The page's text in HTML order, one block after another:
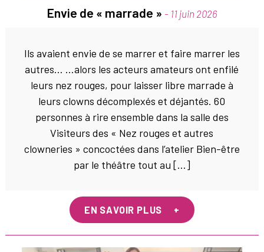
Envie de « marrade » - 11 juin 2026
Ils avaient envie de se marrer et faire marrer les
autres… …alors les acteurs amateurs ont enfilé
leurs nez rouges, pour laisser libre marrade à
leurs clowns décomplexés et déjantés. 60
personnes à rire ensemble dans la salle des
Visiteurs des « Nez rouges et autres
clowneries » concoctées dans l’atelier Bien-être
par le théâtre tout au […]
EN SAVOIR PLUS